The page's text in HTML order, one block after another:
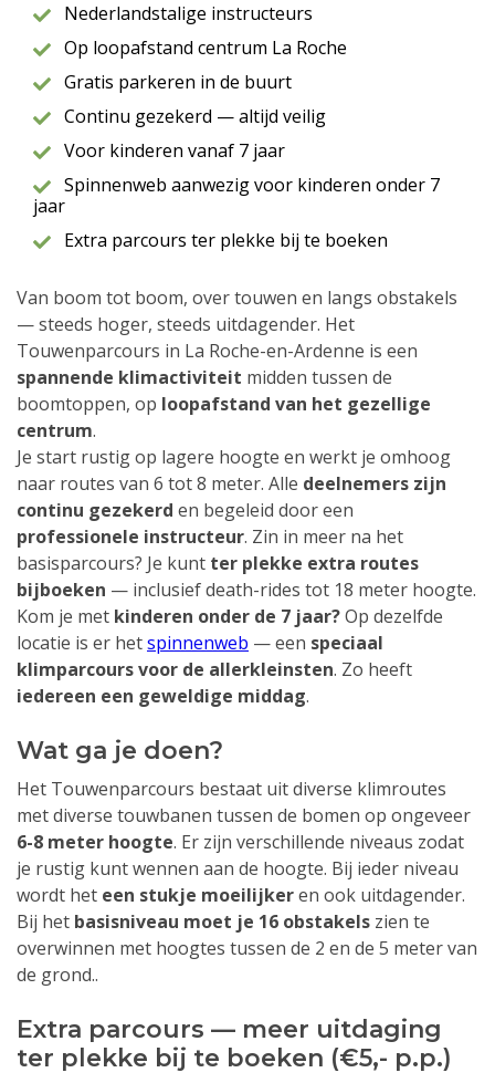
Nederlandstalige instructeurs
Op loopafstand centrum La Roche
Gratis parkeren in de buurt
Continu gezekerd — altijd veilig
Voor kinderen vanaf 7 jaar
Spinnenweb aanwezig voor kinderen onder 7
jaar
Extra parcours ter plekke bij te boeken
Van boom tot boom, over touwen en langs obstakels
— steeds hoger, steeds uitdagender. Het
Touwenparcours in La Roche-en-Ardenne is een
spannende klimactiviteit midden tussen de
boomtoppen, op loopafstand van het gezellige
centrum.
Je start rustig op lagere hoogte en werkt je omhoog
naar routes van 6 tot 8 meter. Alle deelnemers zijn
continu gezekerd en begeleid door een
professionele instructeur. Zin in meer na het
basisparcours? Je kunt ter plekke extra routes
bijboeken — inclusief death-rides tot 18 meter hoogte.
Kom je met kinderen onder de 7 jaar?Op dezelfde
locatie is er hetspinnenweb — een speciaal
klimparcours voor de allerkleinsten. Zo heeft
iedereen een geweldige middag.
Wat ga je doen?
Het Touwenparcours bestaat uit diverse klimroutes
met diverse touwbanen tussen de bomen op ongeveer
6-8 meter hoogte. Er zijn verschillende niveaus zodat
je rustig kunt wennen aan de hoogte. Bij ieder niveau
wordt het een stukje moeilijkeren ook uitdagender.
Bij het basisniveau moet je 16 obstakels zien te
overwinnen met hoogtes tussen de 2 en de 5 meter van
de grond..
Extra parcours — meer uitdaging
ter plekke bij te boeken (€5,- p.p.)